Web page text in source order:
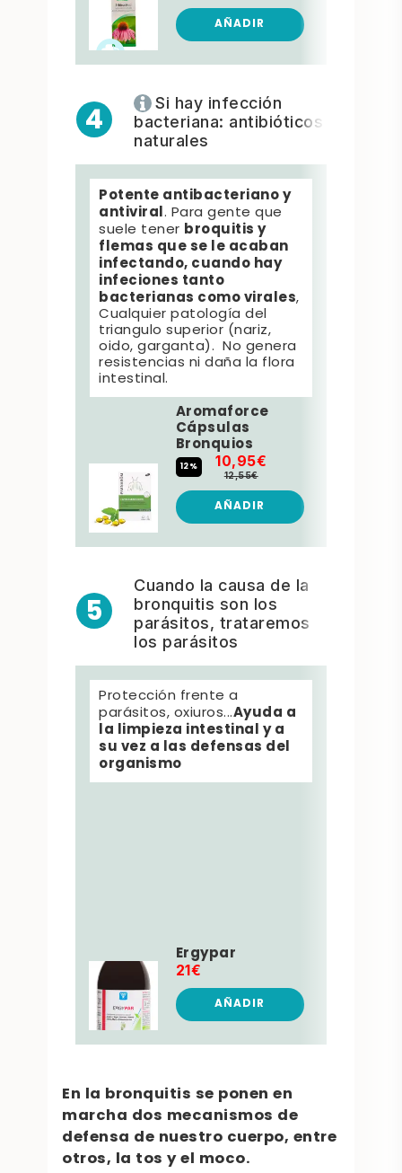
AÑADIR
4
Si hay infección
bacteriana: antibióticos
naturales
Potente antibacteriano y
antiviral. Para gente que
suele tener broquitis y
flemas que se le acaban
infectando, cuando hay
infeciones tanto
bacterianas como virales,
Cualquier patología del
triangulo superior (nariz,
oido, garganta). No genera
resistencias ni daña la flora
intestinal.
Aromaforce
Cápsulas
Bronquios
12% 10,95€
12,55€
AÑADIR
5
Cuando la causa de la
bronquitis son los
parásitos, trataremos
los parásitos
Protección frente a
parásitos, oxiuros...Ayuda a
la limpieza intestinal y a
su vez a las defensas del
organismo
Ergypar
21€
AÑADIR
En la bronquitis se ponen en
marcha dos mecanismos de
defensa de nuestro cuerpo, entre
otros, la tos y el moco.